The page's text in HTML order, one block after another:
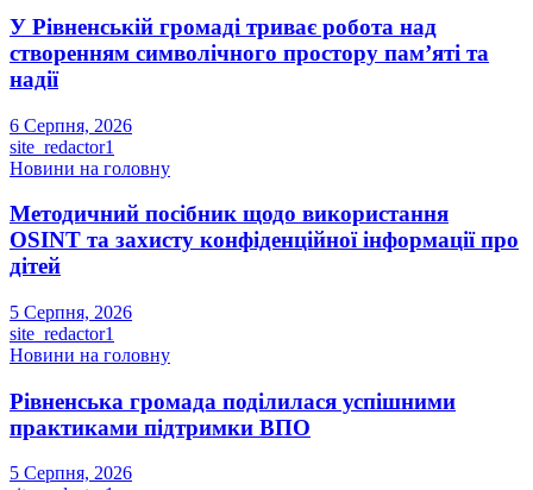
У Рівненській громаді триває робота над
створенням символічного простору пам’яті та
надії
6 Серпня, 2026
site_redactor1
Новини на головну
Методичний посібник щодо використання
OSINT та захисту конфіденційної інформації про
дітей
5 Серпня, 2026
site_redactor1
Новини на головну
Рівненська громада поділилася успішними
практиками підтримки ВПО
5 Серпня, 2026